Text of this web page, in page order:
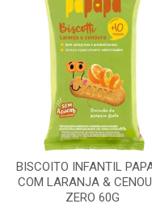
BISCOITO INFANTIL
COM LARANJA &
ZERO 60G